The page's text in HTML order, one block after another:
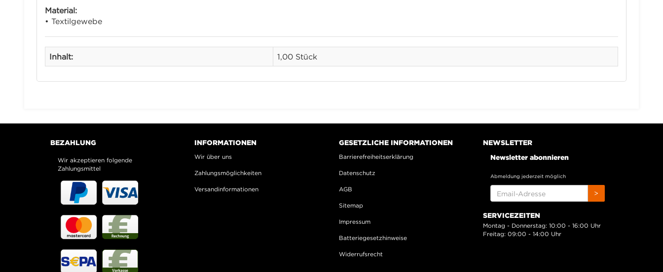
Material:
• Textilgewebe
Inhalt: 1,00 Stück
BEZAHLUNG
Wir akzeptieren folgende
Zahlungsmittel
INFORMATIONEN
Wir über uns
Zahlungsmöglichkeiten
Versandinformationen
GESETZLICHE INFORMATIONEN
Barrierefreiheitserklärung
Datenschutz
AGB
Sitemap
Impressum
Batteriegesetzhinweise
Widerrufsrecht
NEWSLETTER
Newsletter abonnieren
Abmeldung jederzeit möglich
ADRESSE
>
SERVICEZEITEN
Montag - Donnerstag: 10:00 - 16:00 Uhr
Freitag: 09:00 - 14:00 Uhr